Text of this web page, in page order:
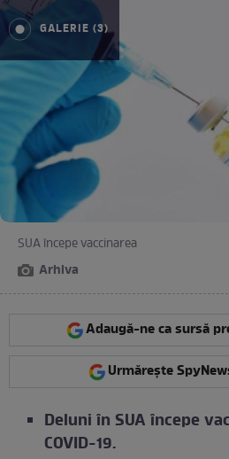
GALERIE (3)
SUA începe vaccinarea
Arhiva
Adaugă-ne ca sursă
Urmărește
Deluni în SUA începe
COVID-19.